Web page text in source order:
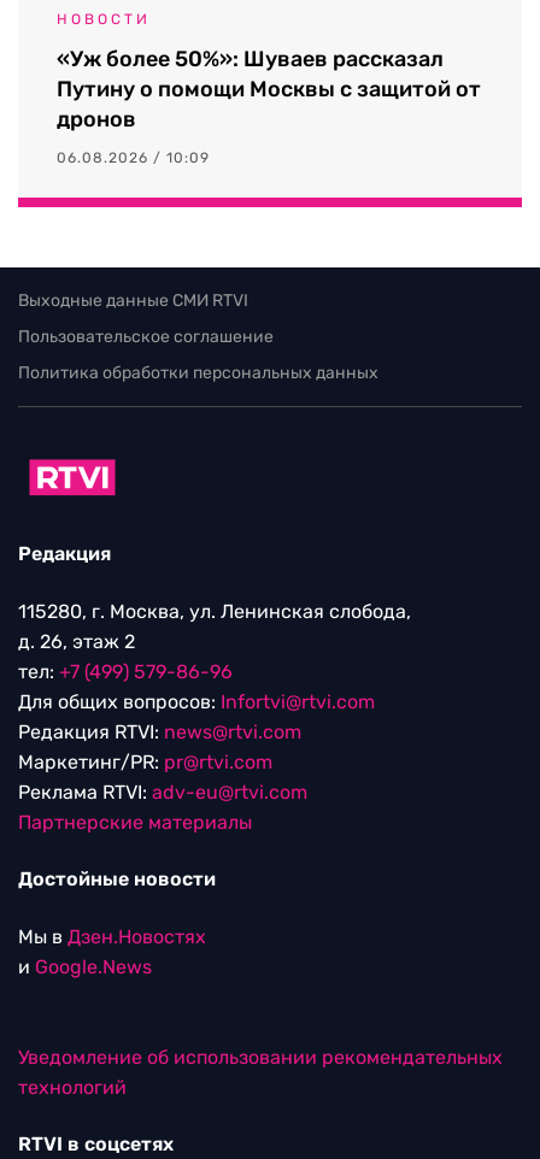
НОВОСТИ
«Уж более 50%»: Шуваев рассказал
Путину о помощи Москвы с защитой от
дронов
06.08.2026 / 10:09
Выходные данные СМИ RTVI
Пользовательское соглашение
Политика обработки персональных данных
Редакция
115280, г. Москва, ул. Ленинская слобода,
д. 26, этаж 2
тел: +7 (499) 579-86-96
Для общих вопросов: Infortvi@rtvi.com
Редакция RTVI: news@rtvi.com
Маркетинг/PR: pr@rtvi.com
Реклама RTVI: adv-eu@rtvi.com
Партнерские материалы
Достойные новости
Мы в Дзен.Новостях
и Google.News
Уведомление об использовании рекомендательных
технологий
RTVI в соцсетях